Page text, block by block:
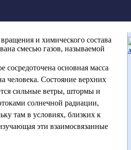
и химического состава
смесью газов, называемой
основная масса
человека. Состояние верхних
сильные ветры, штормы и
солнечной радиации,
там в условиях, близких к
эти взаимосвязанные